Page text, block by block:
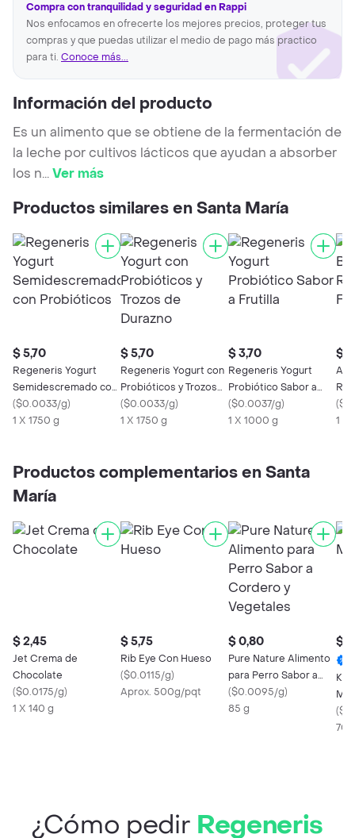
Compra con tranquilidad y seguridad en Rappi
Nos enfocamos en ofrecerte los mejores precios, proteger tus
compras y que puedas utilizar el medio de pago más practico
para ti. Conoce más...
Información del producto
Es un alimento que se obtiene de la fermentación de
la leche por cultivos lácticos que ayudan a absorber
los n...Ver más
Productos similares en Santa María
$ 5,70
Regeneris Yogurt
Semidescremado con
Probióticos
($0.0033/g)
1 X 1750 g
$ 5,70
Regeneris Yogurt con
Probióticos y Trozos
de Durazno
($0.0033/g)
1 X 1750 g
$ 3,70
Regeneris Yogurt
Probiótico Sabor a
Frutilla
($0.0037/g)
1 X 1000 g
$
(
1 X
Productos complementarios en Santa
María
$ 2,45
Jet Crema de
Chocolate
($0.0175/g)
1 X 140 g
$ 5,75
Rib Eye Con Hueso
($0.0115/g)
Aprox. 500g/pqt
$ 0,80
Pure Nature Alimento
para Perro Sabor a
Cordero y Vegetales
($0.0095/g)
85 g
$
(
¿Cómo pedir Regeneris